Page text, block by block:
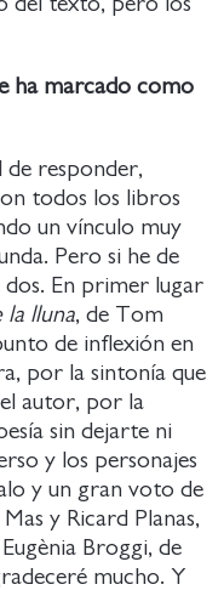
ha marcado como
de responder,
todos los libros
un vínculo muy
Pero si he de
En primer lugar
la lluna, de Tom
de inflexión en
por la sintonía que
autor, por la
sin dejarte ni
y los personajes
y un gran voto de
y Ricard Planas,
Broggi, de
mucho. Y